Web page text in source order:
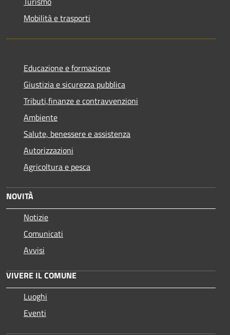
Mobilità e trasporti
Educazione e formazione
Giustizia e sicurezza pubblica
Tributi,finanze e contravvenzioni
Ambiente
Salute, benessere e assistenza
Autorizzazioni
Agricoltura e pesca
NOVITÀ
Notizie
Comunicati
Avvisi
VIVERE IL COMUNE
Luoghi
Eventi